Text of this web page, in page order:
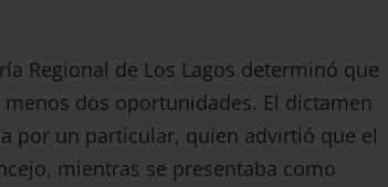
Regional de Los Lagos determinó que
dos oportunidades. El dictamen
por un particular, quien advirtió que el
mientras se presentaba como